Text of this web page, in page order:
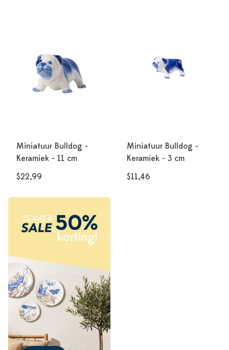
Miniatuur Bulldog -
Keramiek - 11 cm
$22,99
Miniatuur Bulldog -
Keramiek - 3 cm
$11,46